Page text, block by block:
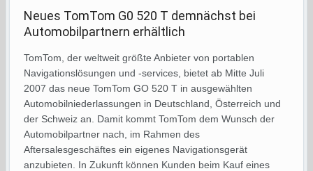
Neues TomTom G0 520 T demnächst bei
Automobilpartnern erhältlich
TomTom, der weltweit größte Anbieter von portablen
Navigationslösungen und -services, bietet ab Mitte Juli
2007 das neue TomTom GO 520 T in ausgewählten
Automobilniederlassungen in Deutschland, Österreich und
der Schweiz an. Damit kommt TomTom dem Wunsch der
Automobilpartner nach, im Rahmen des
Aftersalesgeschäftes ein eigenes Navigationsgerät
anzubieten. In Zukunft können Kunden beim Kauf eines